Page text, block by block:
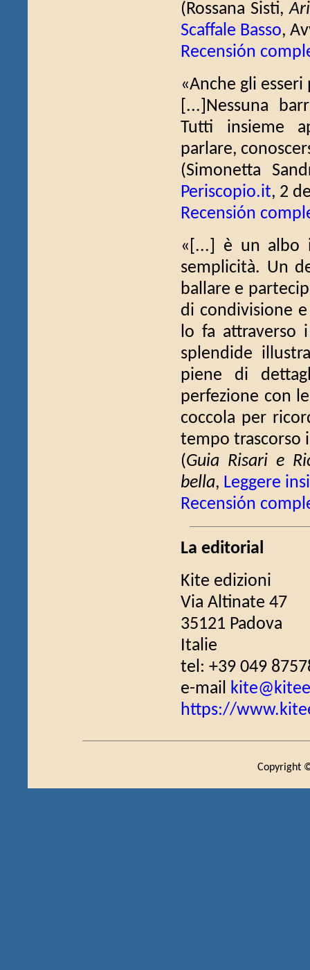
(Rossana Sisti,
Scaffale Basso,
Recensión
«Anche gli
[...]Nessuna
Tutti insieme
parlare,
(Simonetta
Periscopio.it, 2
Recensión
«[...] è un albo
semplicità. Un
ballare e
di condivisione
lo fa attraverso
splendide
piene di
perfezione con
coccola per
tempo trascorso
(Guia Risari e
bella, Leggere
Recensión
La editorial
Kite edizioni
Via Altinate 47
35121 Padova
Italie
tel: +39 049
e-mail
https://
Copyright